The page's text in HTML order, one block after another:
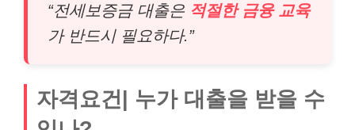
“전세보증금 대출은 적절한 금융 교육
가 반드시 필요하다.”
자격요건| 누가 대출을 받을 수